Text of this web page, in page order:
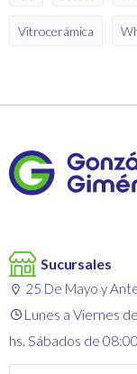
Vitrocerámica
Sucursales
25 De Mayo y
Lunes a Viernes
hs. Sábados de